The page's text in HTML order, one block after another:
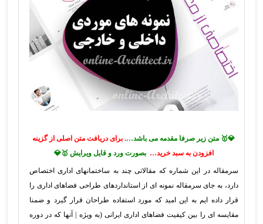
💎🥇 متن زیر صرفا مقدمه می باشد…. برای دریافت متن اصلی از گزینه
افزودن به سبد خرید… بصورت ورد و قایل ویرایش 🥇💎
سرمقاله در این شماره که مقالاتی چند به ساختمانهای اداری اختصاص
دارد، به جای سرمقاله نمونه ای از استانداردهای طراحی فضاهای اداری را
قرار داده ایم به این امید که مورد استفاده طراحان قرار گیرد و ضمنا
مقایسه ای را بین کیفیت فضاهای اداری ایرانی (به ویژه | آنها که در دوره